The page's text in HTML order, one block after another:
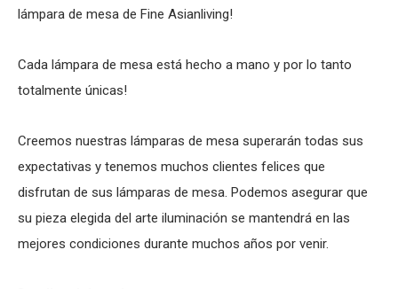
lámpara de mesa de Fine Asianliving!
Cada lámpara de mesa está hecho a mano y por lo tanto
totalmente únicas!
Creemos nuestras lámparas de mesa superarán todas sus
expectativas y tenemos muchos clientes felices que
disfrutan de sus lámparas de mesa. Podemos asegurar que
su pieza elegida del arte iluminación se mantendrá en las
mejores condiciones durante muchos años por venir.